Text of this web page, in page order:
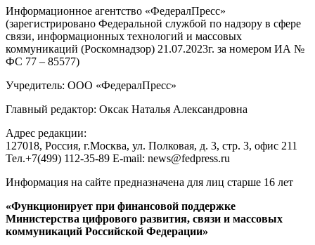
Информационное агентство «ФедералПресс»
(зарегистрировано Федеральной службой по надзору в сфере
связи, информационных технологий и массовых
коммуникаций (Роскомнадзор) 21.07.2023г. за номером ИА №
ФС 77 – 85577)
Учредитель: ООО «ФедералПресс»
Главный редактор: Оксак Наталья Александровна
Адрес редакции:
127018, Россия, г.Москва, ул. Полковая, д. 3, стр. 3, офис 211
Тел.+7(499) 112-35-89 E-mail: news@fedpress.ru
Информация на сайте предназначена для лиц старше 16 лет
«Функционирует при финансовой поддержке
Министерства цифрового развития, связи и массовых
коммуникаций Российской Федерации»